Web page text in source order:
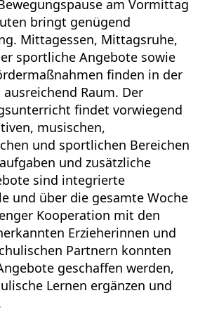
am Vormittag
bringt genügend
Mittagessen, Mittagsruhe,
sportliche Angebote sowie
finden in der
Raum. Der
findet vorwiegend
musischen,
und sportlichen Bereichen
und zusätzliche
sind integrierte
und über die gesamte Woche
Kooperation mit den
Erzieherinnen und
Partnern konnten
geschaffen werden,
Lernen ergänzen und